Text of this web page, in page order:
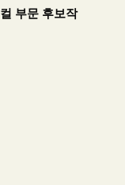
부문 후보작